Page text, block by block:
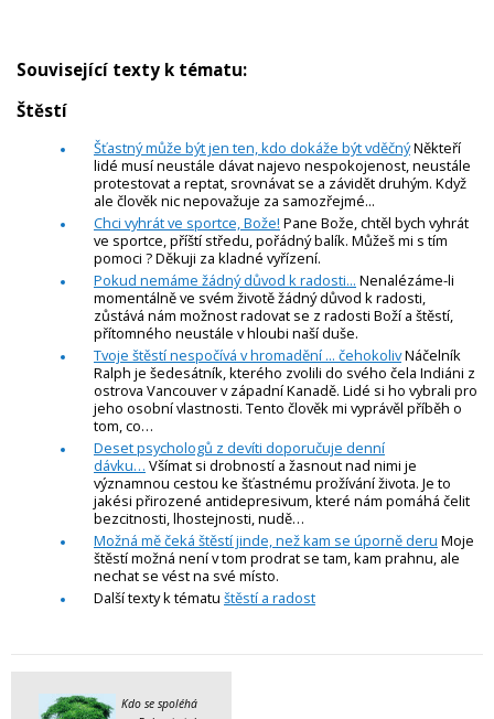
Související texty k tématu:
Štěstí
Šťastný může být jen ten, kdo dokáže být vděčnýNěkteří
lidé musí neustále dávat najevo nespokojenost, neustále
protestovat a reptat, srovnávat se a závidět druhým. Když
ale člověk nic nepovažuje za samozřejmé...
Chci vyhrát ve sportce, Bože! Pane Bože, chtěl bych vyhrát
ve sportce, příští středu, pořádný balík. Můžeš mi s tím
pomoci ? Děkuji za kladné vyřízení.
Pokud nemáme žádný důvod k radosti... Nenalézáme-li
momentálně ve svém životě žádný důvod k radosti,
zůstává nám možnost radovat se z radosti Boží a štěstí,
přítomného neustále v hloubi naší duše.
Tvoje štěstí nespočívá v hromadění ... čehokolivNáčelník
Ralph je šedesátník, kterého zvolili do svého čela Indiáni z
ostrova Vancouver v západní Kanadě. Lidé si ho vybrali pro
jeho osobní vlastnosti. Tento člověk mi vyprávěl příběh o
tom, co…
Deset psychologů z devíti doporučuje denní
dávku… Všímat si drobností a žasnout nad nimi je
významnou cestou ke šťastnému prožívání života. Je to
jakési přirozené antidepresivum, které nám pomáhá čelit
bezcitnosti, lhostejnosti, nudě…
Možná mě čeká štěstí jinde, než kam se úporně deru Moje
štěstí možná není v tom prodrat se tam, kam prahnu, ale
nechat se vést na své místo.
Další texty k tématu štěstí a radost
Kdo se spoléhá